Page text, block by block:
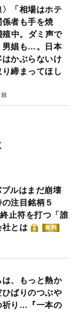
〉「相場はホテ
者も手を焼
殖中。ダミ声で
男娼も…。日本
かぶらないけ
締まってほし
ルはまだ崩壊
注目銘柄５
止符を打つ「誰
社とは
有料
は、もっと熱か
ばりのつぶや
祈り…『一本の